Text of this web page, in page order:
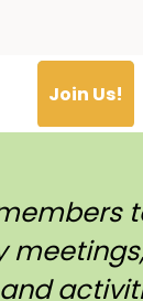
Join Us!